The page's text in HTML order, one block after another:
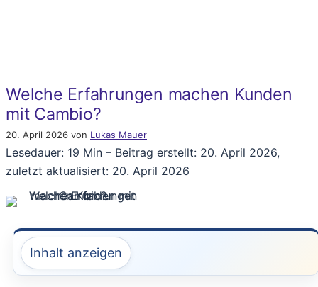
Welche Erfahrungen machen Kunden
mit Cambio?
20. April 2026 von Lukas Mauer
Lesedauer: 19 Min – Beitrag erstellt: 20. April 2026,
zuletzt aktualisiert: 20. April 2026
Inhalt anzeigen